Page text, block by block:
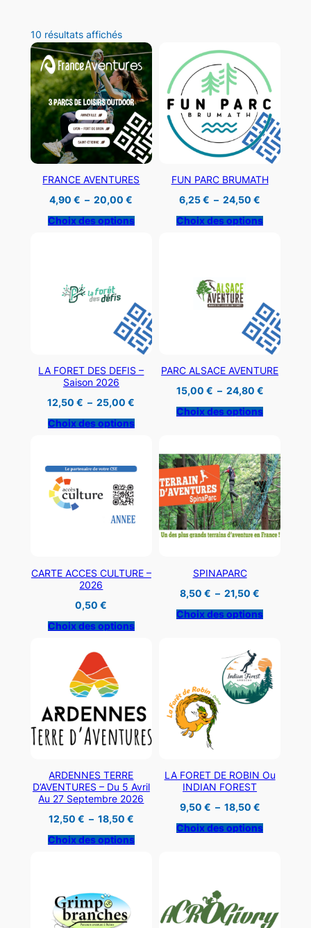
10 résultats affichésTrié
du
plus
récent
au
plus
ancien
FRANCE AVENTURES
4,90€ – 20,00€
prix :
4,90 €
Choix des options
FUN PARC BRUMATH
6,25€ – 24,50€
prix :
6,25 €
Choix des options
LA FORET DES DEFIS –
Saison 2026
12,50€ – 25,00€
prix :
12,50 €
Choix des options
PARC ALSACE AVENTURE
15,00 € – 24,80 €Plage
prix :
15,00 €
Choix des options
CARTE ACCES CULTURE –
2026
0,50€
Choix des options
SPINAPARC
8,50€ – 21,50€
prix :
8,50 €
Choix des options
ARDENNES TERRE
D’AVENTURES – Du 5 Avril
Au 27 Septembre 2026
12,50 € – 18,50 €Plage
prix :
12,50 €
Choix des options
LA FORET DE ROBIN Ou
INDIAN FOREST
9,50 € – 18,50 €Plage
prix :
9,50 €
Choix des options